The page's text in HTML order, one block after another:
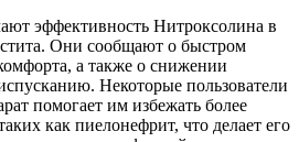
эффективность Нитроксолина в
Они сообщают о быстром
а также о снижении
Некоторые пользователи
помогает им избежать более
как пиелонефрит, что делает его